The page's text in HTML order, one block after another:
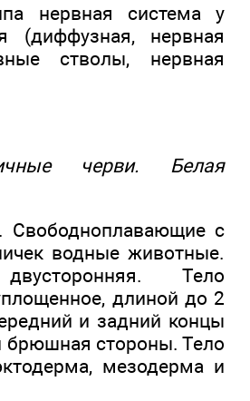
нервная система у
(диффузная, нервная
стволы, нервная
черви. Белая
Свободноплавающие с
водные животные.
Тело
длиной до 2
и задний концы
брюшная стороны. Тело
мезодерма и